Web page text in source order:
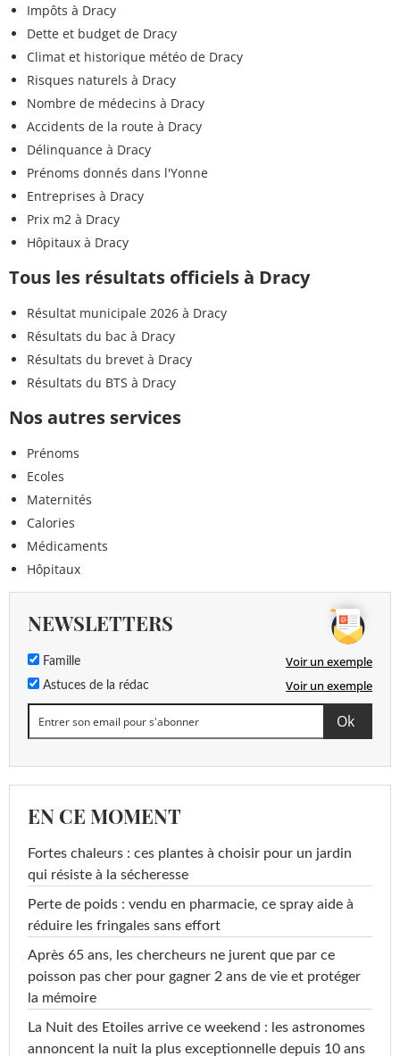
Impôts à Dracy
Dette et budget de Dracy
Climat et historique météo de Dracy
Risques naturels à Dracy
Nombre de médecins à Dracy
Accidents de la route à Dracy
Délinquance à Dracy
Prénoms donnés dans l'Yonne
Entreprises à Dracy
Prix m2 à Dracy
Hôpitaux à Dracy
Tous les résultats officiels à Dracy
Résultat municipale 2026 à Dracy
Résultats du bac à Dracy
Résultats du brevet à Dracy
Résultats du BTS à Dracy
Nos autres services
Prénoms
Ecoles
Maternités
Calories
Médicaments
Hôpitaux
NEWSLETTERS
Famille Voir un exemple
Astuces de la rédac Voir un exemple
EN CE MOMENT
Fortes chaleurs : ces plantes à choisir pour un jardin
qui résiste à la sécheresse
Perte de poids : vendu en pharmacie, ce spray aide à
réduire les fringales sans effort
Après 65 ans, les chercheurs ne jurent que par ce
poisson pas cher pour gagner 2 ans de vie et protéger
la mémoire
La Nuit des Etoiles arrive ce weekend : les astronomes
annoncent la nuit la plus exceptionnelle depuis 10 ans